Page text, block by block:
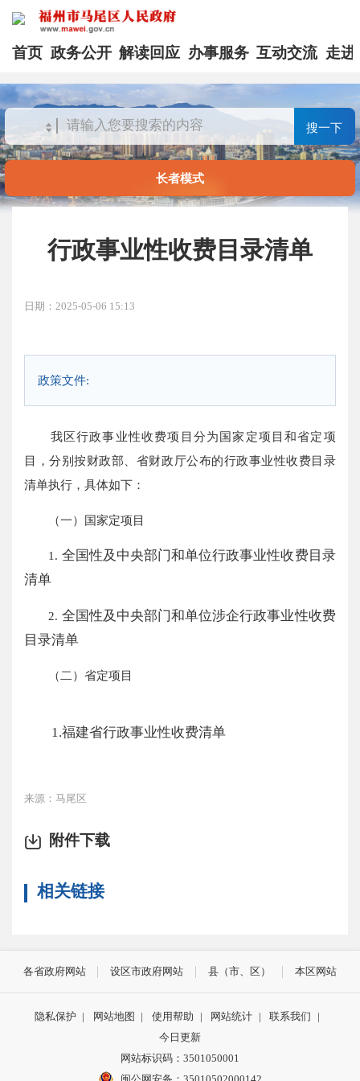
首页 政务公开 解读回应 办事服务 互动交流 走进
搜一下
长者模式
行政事业性收费目录清单
日期：2025-05-06 15:13
政策文件:
我区行政事业性收费项目分为国家定项目和省定项
目，分别按财政部、省财政厅公布的行政事业性收费目录
清单执行，具体如下：
（一）国家定项目
1. 全国性及中央部门和单位行政事业性收费目录
清单
2. 全国性及中央部门和单位涉企行政事业性收费
目录清单
（二）省定项目
1.福建省行政事业性收费清单
来源：马尾区
附件下载
相关链接
各省政府网站 设区市政府网站 县（市、区） 本区网站
隐私保护 | 网站地图 | 使用帮助 | 网站统计 | 联系我们
|
今日更新
网站标识码：3501050001